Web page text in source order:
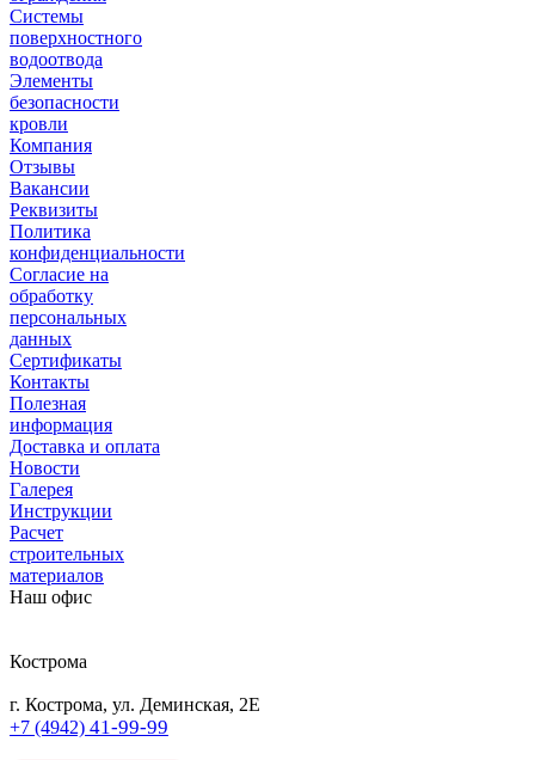
Системы
поверхностного
водоотвода
Элементы
безопасности
кровли
Компания
Отзывы
Вакансии
Реквизиты
Политика
конфиденциальности
Согласие на
обработку
персональных
данных
Сертификаты
Контакты
Полезная
информация
Доставка и оплата
Новости
Галерея
Инструкции
Расчет
строительных
материалов
Наш офис
Кострома
г. Кострома, ул. Деминская, 2Е
+7 (4942) 41-99-99